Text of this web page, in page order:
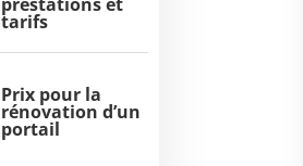
tarifs
Prix pour la
rénovation d’un
portail